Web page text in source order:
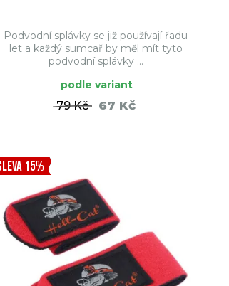
Podvodní splávky se již používají řadu
let a každý sumcař by měl mít tyto
podvodní splávky ...
podle variant
79 Kč 67 Kč
15%